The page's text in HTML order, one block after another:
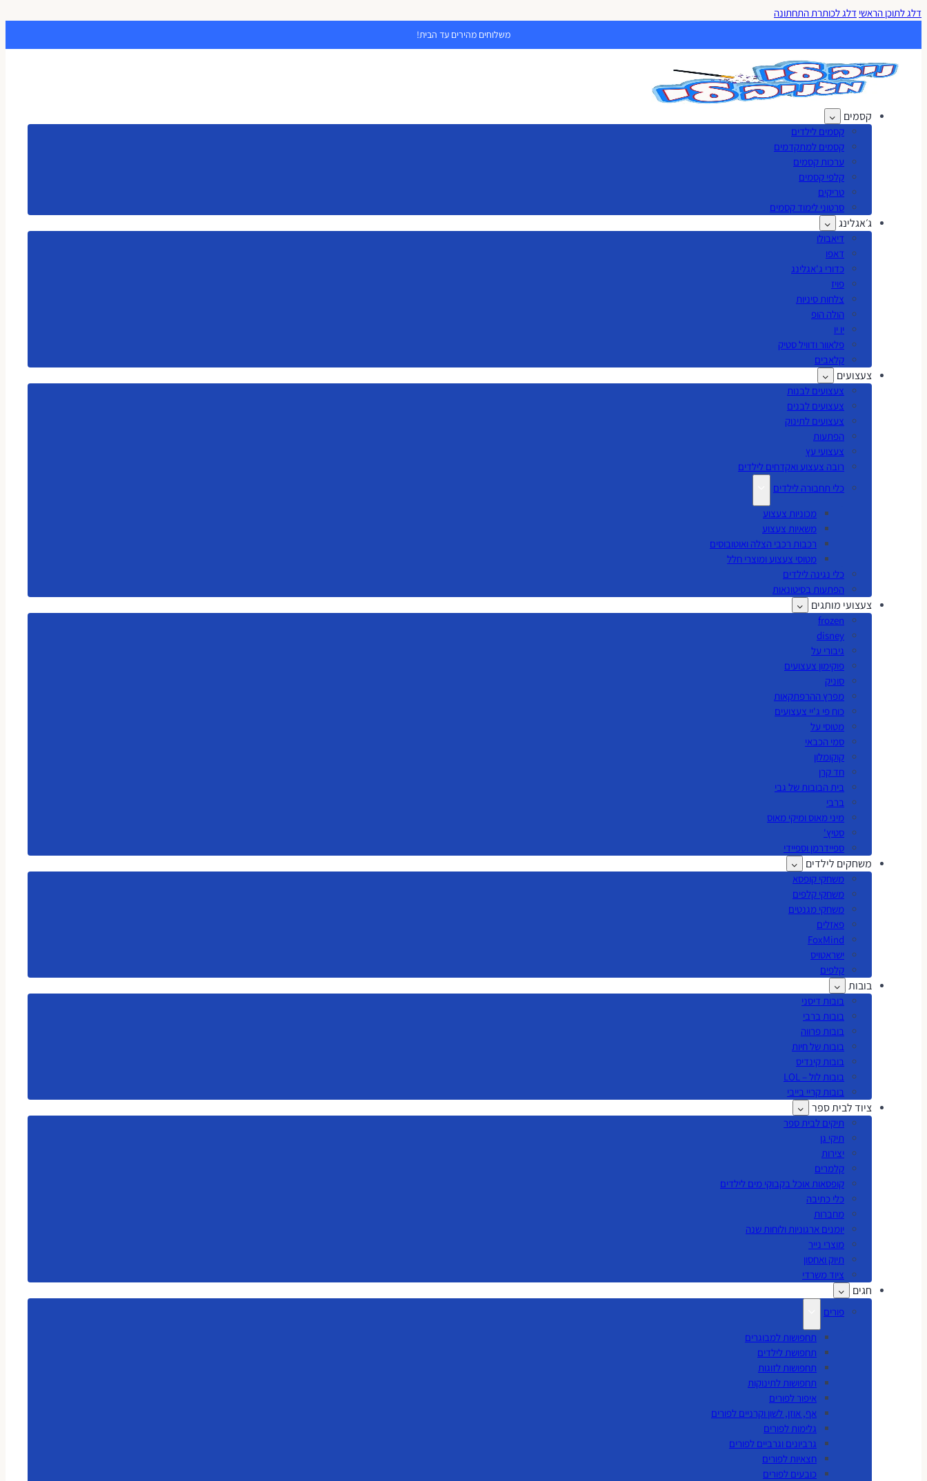
דלג לתוכן הראשי דלג לכותרת התחתונה
משלוחים מהירים עד הבית!
קסמים
קסמים לילדים
קסמים למתקדמים
ערכות קסמים
קלפי קסמים
טריקים
סרטוני לימוד קסמים
ג׳אגלינג
דיאבולו
דאפו
כדורי ג'אגלינג
פויז
צלחות סיניות
הולה הופ
יו יו
פלאוור ודוויל סטיק
קלאבים
צעצועים
צעצועים לבנות
צעצועים לבנים
צעצועים לתינוק
הפתעות
צעצועי עץ
רובה צעצוע ואקדחים לילדים
כלי תחבורה לילדים
מכוניות צעצוע
משאיות צעצוע
רכבות רכבי הצלה ואוטובוסים
מטוסי צעצוע ומוצרי חלל
כלי נגינה לילדים
הפתעות בסיטונאות
צעצועי מותגים
frozen
disney
גיבורי על
פוקימון צעצועים
סוניק
מפרץ ההרפתקאות
כוח פי ג'יי צעצועים
מטוסי על
סמי הכבאי
קוקומלון
חד קרן
בית הבובות של גבי
ברבי
מיני מאוס ומיקי מאוס
סטיץ'
ספיידרמן וספיידי
משחקים לילדים
משחקי קופסא
משחקי קלפים
משחקי מגנטים
פאזלים
FoxMind
ישראטויס
קלפים
בובות
בובות דיסני
בובות ברבי
בובות פרווה
בובות של חיות
בובות קינדיס
בובות לול – LOL
בובות קריי בייבי
ציוד לבית ספר
תיקים לבית ספר
תיקי גן
יצירות
קלמרים
קופסאות אוכל בקבוקי מים לילדים
כלי כתיבה
מחברות
יומנים ארגוניות ולוחות שנה
מוצרי נייר
תיוק ואחסון
ציוד משרדי
חגים
פורים
תחפושות למבוגרים
תחפושת לילדים
תחפושות לזוגות
תחפושות לתינוקות
איפור לפורים
אף, אוזן, לשון וקרניים לפורים
גלימות לפורים
גרביונים וגרביים לפורים
חצאיות לפורים
כובעים לפורים